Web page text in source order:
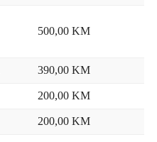
500,00 KM
390,00 KM
200,00 KM
200,00 KM